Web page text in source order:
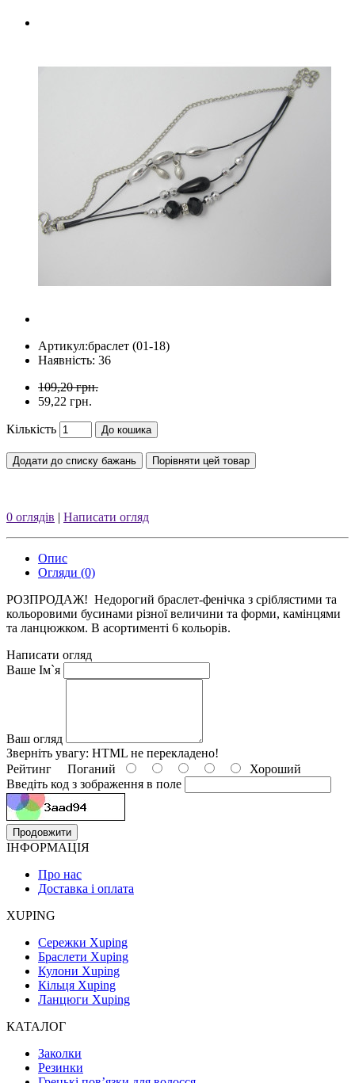
Артикул:браслет (01-18)
Наявність: 36
109,20 грн.
59,22 грн.
Кількість До кошика
Додати до списку бажань Порівняти цей товар
0 оглядів | Написати огляд
Опис
Огляди (0)
РОЗПРОДАЖ! Недорогий браслет-фенічка з сріблястими та
кольоровими бусинами різної величини та форми, камінцями
та ланцюжком. В асортименті 6 кольорів.
Написати огляд
Ваше Ім`я
Ваш огляд
Зверніть увагу: HTML не перекладено!
Рейтинг Поганий
Хороший
Введіть код з зображення в поле
Продовжити
ІНФОРМАЦІЯ
Про нас
Доставка і оплата
XUPING
Сережки Xuping
Браслети Xuping
Кулони Xuping
Кільця Xuping
Ланцюги Xuping
КАТАЛОГ
Заколки
Резинки